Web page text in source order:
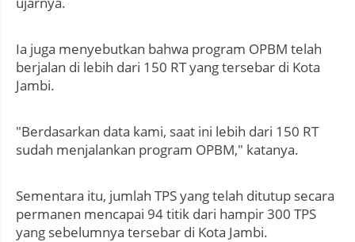
Ia juga menyebutkan bahwa program OPBM telah
berjalan di lebih dari 150 RT yang tersebar di Kota
Jambi.
"Berdasarkan data kami, saat ini lebih dari 150 RT
sudah menjalankan program OPBM," katanya.
Sementara itu, jumlah TPS yang telah ditutup secara
permanen mencapai 94 titik dari hampir 300 TPS
yang sebelumnya tersebar di Kota Jambi.